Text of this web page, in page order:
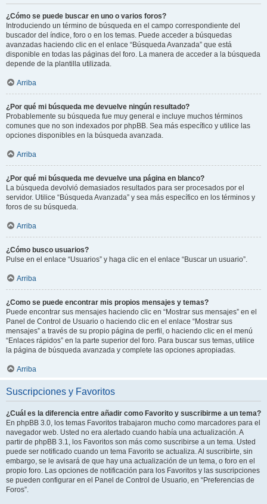
¿Cómo se puede buscar en uno o varios foros?
Introduciendo un término de búsqueda en el campo correspondiente del
buscador del índice, foro o en los temas. Puede acceder a búsquedas
avanzadas haciendo clic en el enlace “Búsqueda Avanzada” que está
disponible en todas las páginas del foro. La manera de acceder a la búsqueda
depende de la plantilla utilizada.
Arriba
¿Por qué mi búsqueda me devuelve ningún resultado?
Probablemente su búsqueda fue muy general e incluye muchos términos
comunes que no son indexados por phpBB. Sea más específico y utilice las
opciones disponibles en la búsqueda avanzada.
Arriba
¿Por qué mi búsqueda me devuelve una página en blanco?
La búsqueda devolvió demasiados resultados para ser procesados por el
servidor. Utilice “Búsqueda Avanzada” y sea más específico en los términos y
foros de su búsqueda.
Arriba
¿Cómo busco usuarios?
Pulse en el enlace “Usuarios” y haga clic en el enlace “Buscar un usuario”.
Arriba
¿Como se puede encontrar mis propios mensajes y temas?
Puede encontrar sus mensajes haciendo clic en “Mostrar sus mensajes” en el
Panel de Control de Usuario o haciendo clic en el enlace “Mostrar sus
mensajes” a través de su propio página de perfil, o haciendo clic en el menú
“Enlaces rápidos” en la parte superior del foro. Para buscar sus temas, utilice
la página de búsqueda avanzada y complete las opciones apropiadas.
Arriba
Suscripciones y Favoritos
¿Cuál es la diferencia entre añadir como Favorito y suscribirme a un tema?
En phpBB 3.0, los temas Favoritos trabajaron mucho como marcadores para el
navegador web. Usted no era alertado cuando había una actualización. A
partir de phpBB 3.1, los Favoritos son más como suscribirse a un tema. Usted
puede ser notificado cuando un tema Favorito se actualiza. Al suscribirte, sin
embargo, se le avisará de que hay una actualización de un tema, o foro en el
propio foro. Las opciones de notificación para los Favoritos y las suscripciones
se pueden configurar en el Panel de Control de Usuario, en “Preferencias de
Foros”.